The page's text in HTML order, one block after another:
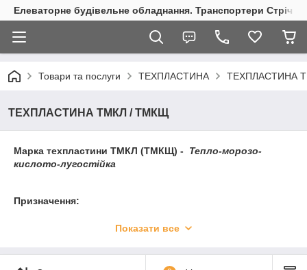
Елеваторне будівельне обладнання. Транспортери
Товари та послуги ТЕХПЛАСТИНА ТЕХПЛАСТИНА
ТЕХПЛАСТИНА ТМКЛ / ТМКЩ
Марка техпластини ТМКЛ (ТМКЩ) - Тепло-морозо-
кислото-лугостійка
Призначення:
ущільнень, настилів.Показати все